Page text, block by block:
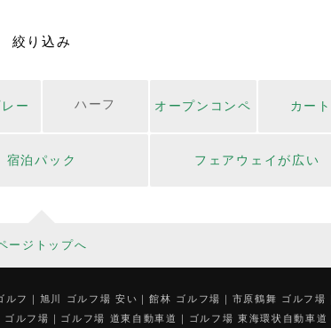
絞り込み
ー ハーフ オープンコンペ カート
宿泊パック フェアウェイが広い
ージトップへ
ルフ 旭川 ゴルフ場 安い 館林 ゴルフ場 市原鶴舞 ゴルフ場
ゴルフ場 ゴルフ場 道東自動車道 ゴルフ場 東海環状自動車道